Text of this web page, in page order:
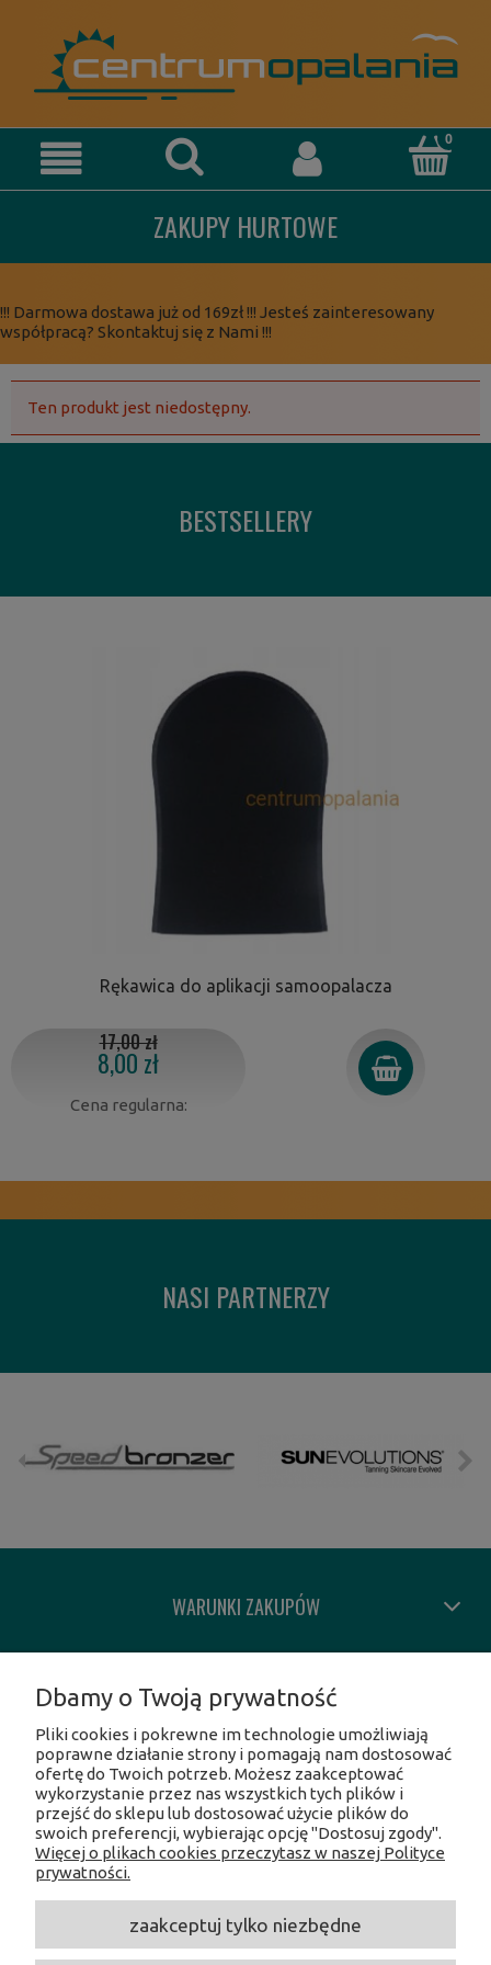
ZAKUPY HURTOWE
!!! Darmowa dostawa już od 169zł !!! Jesteś zainteresowany
współpracą? Skontaktuj się z Nami !!!
Ten produkt jest niedostępny.
BESTSELLERY
Rękawica do aplikacji samoopalacza
8,00 zł
Cena regularna:
17,00 zł
NASI PARTNERZY
WARUNKI ZAKUPÓW
INFORMACJE O SKLEPIE
SOCIAL MEDIA
Facebook
Linkedin
Dbamy o Twoją prywatność
Pliki cookies i pokrewne im technologie umożliwiają
poprawne działanie strony i pomagają nam dostosować
ofertę do Twoich potrzeb. Możesz zaakceptować
wykorzystanie przez nas wszystkich tych plików i
przejść do sklepu lub dostosować użycie plików do
swoich preferencji, wybierając opcję "Dostosuj zgody".
Więcej o plikach cookies przeczytasz w naszej Polityce
prywatności.
zaakceptuj tylko niezbędne